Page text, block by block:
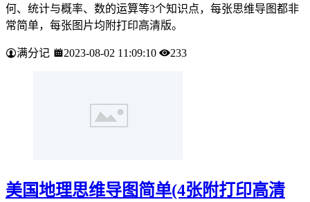
何、统计与概率、数的运算等3个知识点，每张思维导图都非
常简单，每张图片均附打印高清版。
满分记 2023-08-02 11:09:10 233
美国地理思维导图简单(4张附打印高清